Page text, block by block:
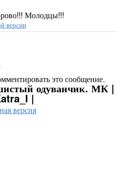
Молодцы!!!
версии
это сообщение.
одуванчик. МК |
|
версия